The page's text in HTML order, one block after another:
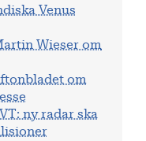
Venus
Wieser om
om
ny radar ska